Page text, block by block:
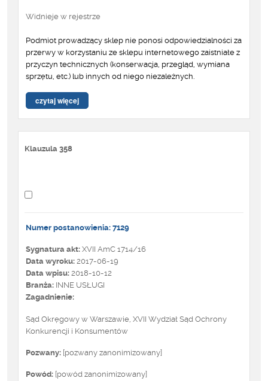
Widnieje w rejestrze
Podmiot prowadzący sklep nie ponosi odpowiedzialności za
przerwy w korzystaniu ze sklepu internetowego zaistniałe z
przyczyn technicznych (konserwacja, przegląd, wymiana
sprzętu, etc.) lub innych od niego niezależnych.
czytaj więcej
Klauzula 358
Numer postanowienia: 7129
Sygnatura akt: XVII AmC 1714/16
Data wyroku: 2017-06-19
Data wpisu: 2018-10-12
Branża: INNE USŁUGI
Zagadnienie:
Sąd Okręgowy w Warszawie, XVII Wydział Sąd Ochrony
Konkurencji i Konsumentów
Pozwany: [pozwany zanonimizowany]
Powód: [powód zanonimizowany]